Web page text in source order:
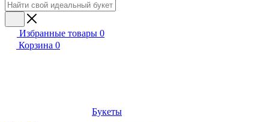
Избранные товары 0
Корзина 0
Букеты